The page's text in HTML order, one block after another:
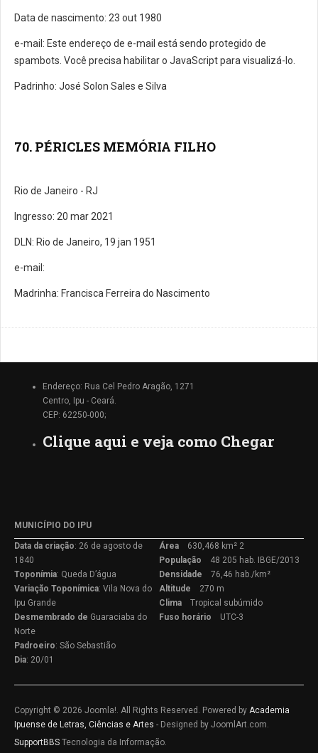
Data de nascimento: 23 out 1980
e-mail: Este endereço de e-mail está sendo protegido de
spambots. Você precisa habilitar o JavaScript para visualizá-lo.
Padrinho: José Solon Sales e Silva
70. PÉRICLES MEMÓRIA FILHO
Rio de Janeiro - RJ
Ingresso: 20 mar 2021
DLN: Rio de Janeiro, 19 jan 1951
e-mail:
Madrinha: Francisca Ferreira do Nascimento
Endereço: Rua Cel Pedro Aragão, 1271
Centro, Ipu - Ceará.
CEP: 62250-000;
Clique aqui e veja como Chegar
MUNICÍPIO DO IPU
Data da criação: 26 de agosto de
1840
Toponímia: Queda D’água
Variação Toponímica: Vila Nova do
Ipu Grande
Desmembrado de Guaraciaba do
Norte
Padroeiro: São Sebastião
Dia: 20/01
Área 630,468 km² 2
População 48 205 hab. IBGE/2013
Densidade 76,46 hab./km²
Altitude 270 m
Clima Tropical subúmido
Fuso horário UTC-3
Copyright © 2026 Joomla!. All Rights Reserved. Powered by Academia
Ipuense de Letras, Ciências e Artes - Designed by JoomlArt.com.
SupportBBS Tecnologia da Informação.